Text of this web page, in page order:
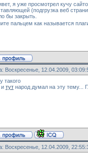
я уже просмотрел кучу
(подгрузка веб
бы закрыть.
пальцем как называется
Воскресенье, 12.04.2009,
такого
и тут народ думал на эту тему...
Воскресенье, 12.04.2009,